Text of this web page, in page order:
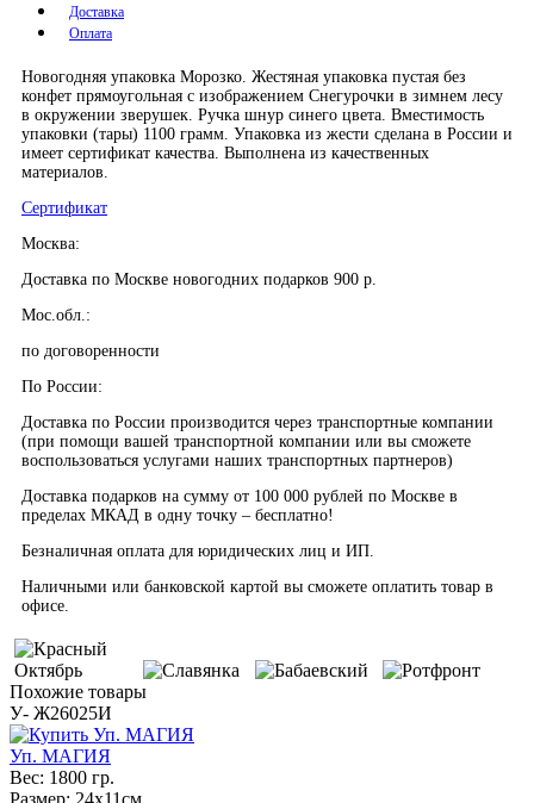
Доставка
Оплата
Новогодняя упаковка Морозко. Жестяная упаковка пустая без
конфет прямоугольная с изображением Снегурочки в зимнем лесу
в окружении зверушек. Ручка шнур синего цвета. Вместимость
упаковки (тары) 1100 грамм. Упаковка из жести сделана в России и
имеет сертификат качества. Выполнена из качественных
материалов.
Сертификат
Москва:
Доставка по Москве новогодних подарков 900 р.
Мос.обл.:
по договоренности
По России:
Доставка по России производится через транспортные компании
(при помощи вашей транспортной компании или вы сможете
воспользоваться услугами наших транспортных партнеров)
Доставка подарков на сумму от 100 000 рублей по Москве в
пределах МКАД в одну точку – бесплатно!
Безналичная оплата для юридических лиц и ИП.
Наличными или банковской картой вы сможете оплатить товар в
офисе.
Похожие товары
У- Ж26025И
Уп. МАГИЯ
Вес: 1800 гр.
Размер: 24х11см